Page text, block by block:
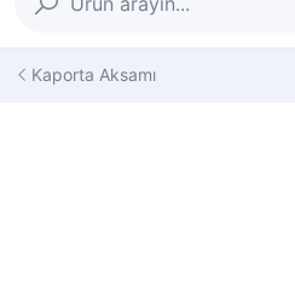
Kaporta Aksamı